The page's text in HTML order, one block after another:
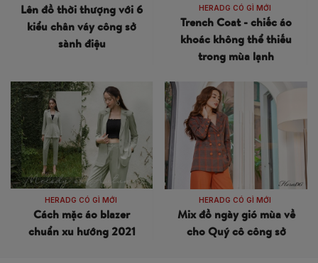
Lên đồ thời thượng với 6
kiểu chân váy công sở
sành điệu
HERADG CÓ GÌ MỚI
Trench Coat - chiếc áo
khoác không thể thiếu
trong mùa lạnh
HERADG CÓ GÌ MỚI
Cách mặc áo blazer
chuẩn xu hướng 2021
HERADG CÓ GÌ MỚI
Mix đồ ngày gió mùa về
cho Quý cô công sở